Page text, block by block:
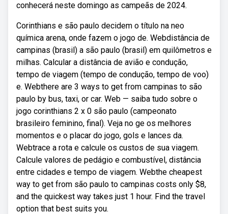
conhecerá neste domingo as campeãs de 2024.
Corinthians e são paulo decidem o título na neo
química arena, onde fazem o jogo de. Webdistância de
campinas (brasil) a são paulo (brasil) em quilômetros e
milhas. Calcular a distância de avião e condução,
tempo de viagem (tempo de condução, tempo de voo)
e. Webthere are 3 ways to get from campinas to são
paulo by bus, taxi, or car. Web — saiba tudo sobre o
jogo corinthians 2 x 0 são paulo (campeonato
brasileiro feminino, final). Veja no ge os melhores
momentos e o placar do jogo, gols e lances da.
Webtrace a rota e calcule os custos de sua viagem.
Calcule valores de pedágio e combustível, distância
entre cidades e tempo de viagem. Webthe cheapest
way to get from são paulo to campinas costs only $8,
and the quickest way takes just 1 hour. Find the travel
option that best suits you.